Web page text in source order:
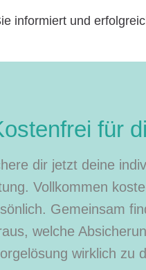
informiert und
für
dir jetzt deine
Vollkommen
Gemeinsam
welche
wirklich zu